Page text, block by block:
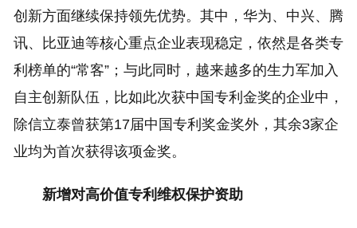
创新方面继续保持领先优势。其中，华为、中兴、腾
讯、比亚迪等核心重点企业表现稳定，依然是各类专
利榜单的“常客”；与此同时，越来越多的生力军加入
自主创新队伍，比如此次获中国专利金奖的企业中，
除信立泰曾获第17届中国专利奖金奖外，其余3家企
业均为首次获得该项金奖。
新增对高价值专利维权保护资助